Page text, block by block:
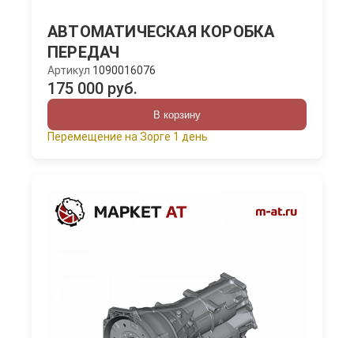
АВТОМАТИЧЕСКАЯ КОРОБКА
ПЕРЕДАЧ
Артикул 1090016076
175 000 руб.
В корзину
Перемещение на Зорге 1 день